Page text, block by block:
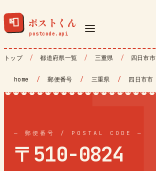
📮 ポストくん
トップ 都道府県一覧 三重県 四日市市
home / 郵便番号 / 三重県 / 四日市市
— 郵便番号 / POSTAL CODE —
〒510-0824